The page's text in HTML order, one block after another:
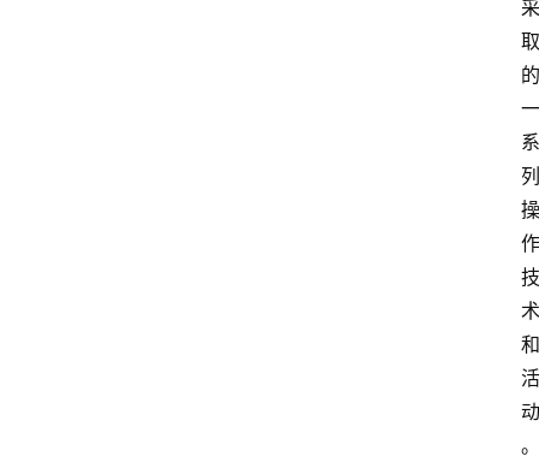
采
取
的
一
系
列
操
作
技
术
和
活
动
。